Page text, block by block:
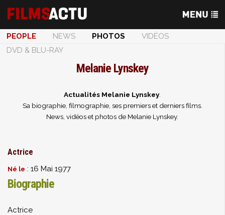
PEOPLE NEWS PHOTOS
VIDÉOS
DVD & BLU-RAY
Melanie Lynskey
Actualités Melanie Lynskey.
Sa biographie, filmographie, ses premiers et derniers films.
News, vidéos et photos de Melanie Lynskey.
Actrice
Né le : 16 Mai 1977
Biographie
Actrice